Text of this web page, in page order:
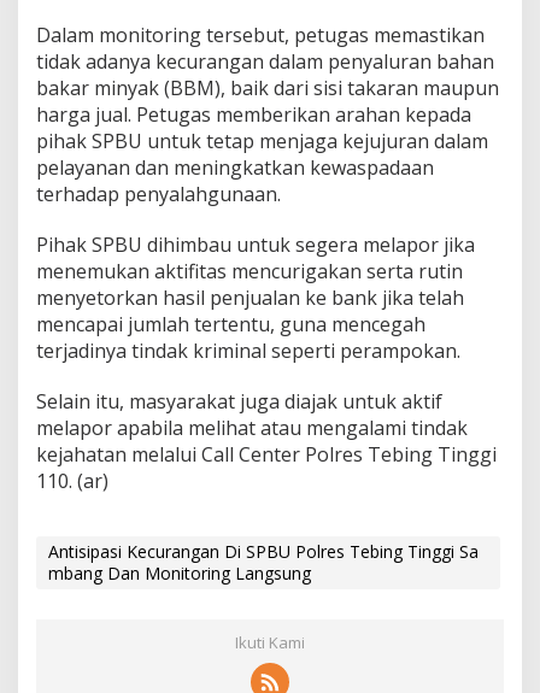
M
o
n
t
o
r
L
a
n
g
s
u
g
Dalam monitoring tersebut, petugas memastikan
tidak adanya kecurangan dalam penyaluran bahan
bakar minyak (BBM), baik dari sisi takaran maupun
harga jual. Petugas memberikan arahan kepada
pihak SPBU untuk tetap menjaga kejujuran dalam
pelayanan dan meningkatkan kewaspadaan
terhadap penyalahgunaan.
Pihak SPBU dihimbau untuk segera melapor jika
menemukan aktifitas mencurigakan serta rutin
menyetorkan hasil penjualan ke bank jika telah
mencapai jumlah tertentu, guna mencegah
terjadinya tindak kriminal seperti perampokan.
Selain itu, masyarakat juga diajak untuk aktif
melapor apabila melihat atau mengalami tindak
kejahatan melalui Call Center Polres Tebing Tinggi
110. (ar)
Antisipasi Kecurangan Di SPBU Polres Tebing Tinggi Sa
mbang Dan Monitoring Langsung
Ikuti Kami